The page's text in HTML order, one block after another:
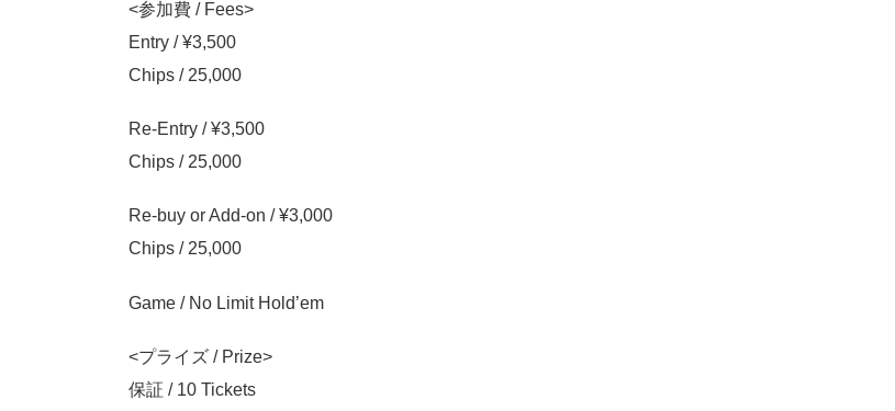
<参加費 / Fees>
Entry / ¥3,500
Chips / 25,000
Re-Entry / ¥3,500
Chips / 25,000
Re-buy or Add-on / ¥3,000
Chips / 25,000
Game / No Limit Hold’em
<プライズ / Prize>
保証 / 10 Tickets